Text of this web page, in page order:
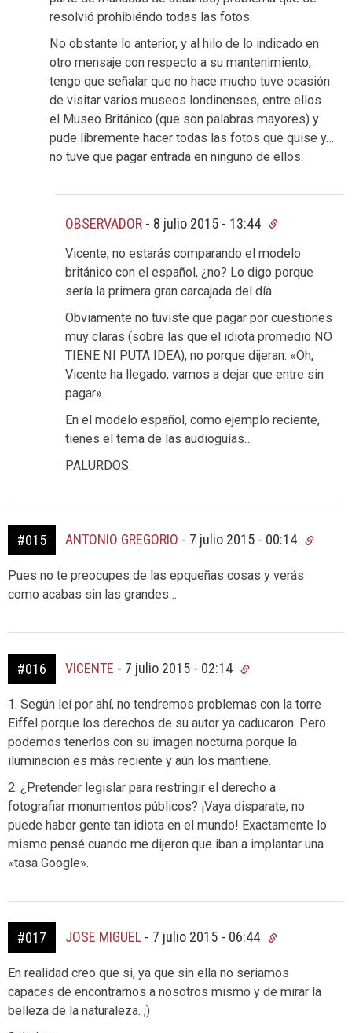
resolvió prohibiéndo todas las fotos.
No obstante lo anterior, y al hilo de lo indicado en
otro mensaje con respecto a su mantenimiento,
tengo que señalar que no hace mucho tuve ocasión
de visitar varios museos londinenses, entre ellos
el Museo Británico (que son palabras mayores) y
pude libremente hacer todas las fotos que quise y…
no tuve que pagar entrada en ninguno de ellos.
OBSERVADOR - 8 julio 2015 - 13:44
Vicente, no estarás comparando el modelo
británico con el español, ¿no? Lo digo porque
sería la primera gran carcajada del día.
Obviamente no tuviste que pagar por cuestiones
muy claras (sobre las que el idiota promedio NO
TIENE NI PUTA IDEA), no porque dijeran: «Oh,
Vicente ha llegado, vamos a dejar que entre sin
pagar».
En el modelo español, como ejemplo reciente,
tienes el tema de las audioguías…
PALURDOS.
#015 ANTONIO GREGORIO - 7 julio 2015 - 00:14
Pues no te preocupes de las epqueñas cosas y verás
como acabas sin las grandes…
#016 VICENTE - 7 julio 2015 - 02:14
1. Según leí por ahí, no tendremos problemas con la torre
Eiffel porque los derechos de su autor ya caducaron. Pero
podemos tenerlos con su imagen nocturna porque la
iluminación es más reciente y aún los mantiene.
2. ¿Pretender legislar para restringir el derecho a
fotografiar monumentos públicos? ¡Vaya disparate, no
puede haber gente tan idiota en el mundo! Exactamente lo
mismo pensé cuando me dijeron que iban a implantar una
«tasa Google».
#017 JOSE MIGUEL - 7 julio 2015 - 06:44
En realidad creo que si, ya que sin ella no seriamos
capaces de encontrarnos a nosotros mismo y de mirar la
belleza de la naturaleza. ;)